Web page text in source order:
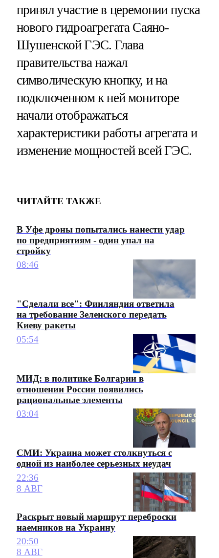
принял участие в церемонии пуска
нового гидроагрегата Саяно-
Шушенской ГЭС. Глава
правительства нажал
символическую кнопку, и на
подключенном к ней мониторе
начали отображаться
характеристики работы агрегата и
изменение мощностей всей ГЭС.
ЧИТАЙТЕ ТАКЖЕ
В Уфе дроны попытались нанести удар
по предприятиям - один упал на
стройку
08:46
"Сделали все": Финляндия ответила
на требование Зеленского передать
Киеву ракеты
05:54
МИД: в политике Болгарии в
отношении России появились
рациональные элементы
03:04
СМИ: Украина может столкнуться с
одной из наиболее серьезных неудач
22:36
8 АВГ
Раскрыт новый маршрут переброски
наемников на Украину
20:50
8 АВГ